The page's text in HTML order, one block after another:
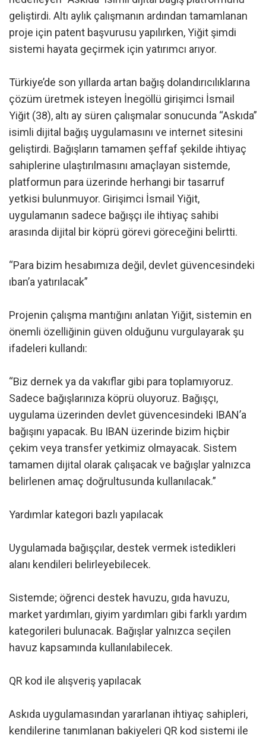
geliştirdi. Altı aylık çalışmanın ardından tamamlanan
proje için patent başvurusu yapılırken, Yiğit şimdi
sistemi hayata geçirmek için yatırımcı arıyor.
Türkiye’de son yıllarda artan bağış dolandırıcılıklarına
çözüm üretmek isteyen İnegöllü girişimci İsmail
Yiğit (38), altı ay süren çalışmalar sonucunda “Askıda”
isimli dijital bağış uygulamasını ve internet sitesini
geliştirdi. Bağışların tamamen şeffaf şekilde ihtiyaç
sahiplerine ulaştırılmasını amaçlayan sistemde,
platformun para üzerinde herhangi bir tasarruf
yetkisi bulunmuyor. Girişimci İsmail Yiğit,
uygulamanın sadece bağışçı ile ihtiyaç sahibi
arasında dijital bir köprü görevi göreceğini belirtti.
“Para bizim hesabımıza değil, devlet güvencesindeki
ıban’a yatırılacak”
Projenin çalışma mantığını anlatan Yiğit, sistemin en
önemli özelliğinin güven olduğunu vurgulayarak şu
ifadeleri kullandı:
“Biz dernek ya da vakıflar gibi para toplamıyoruz.
Sadece bağışlarınıza köprü oluyoruz. Bağışçı,
uygulama üzerinden devlet güvencesindeki IBAN’a
bağışını yapacak. Bu IBAN üzerinde bizim hiçbir
çekim veya transfer yetkimiz olmayacak. Sistem
tamamen dijital olarak çalışacak ve bağışlar yalnızca
belirlenen amaç doğrultusunda kullanılacak.”
Yardımlar kategori bazlı yapılacak
Uygulamada bağışçılar, destek vermek istedikleri
alanı kendileri belirleyebilecek.
Sistemde; öğrenci destek havuzu, gıda havuzu,
market yardımları, giyim yardımları gibi farklı yardım
kategorileri bulunacak. Bağışlar yalnızca seçilen
havuz kapsamında kullanılabilecek.
QR kod ile alışveriş yapılacak
Askıda uygulamasından yararlanan ihtiyaç sahipleri,
kendilerine tanımlanan bakiyeleri QR kod sistemi ile